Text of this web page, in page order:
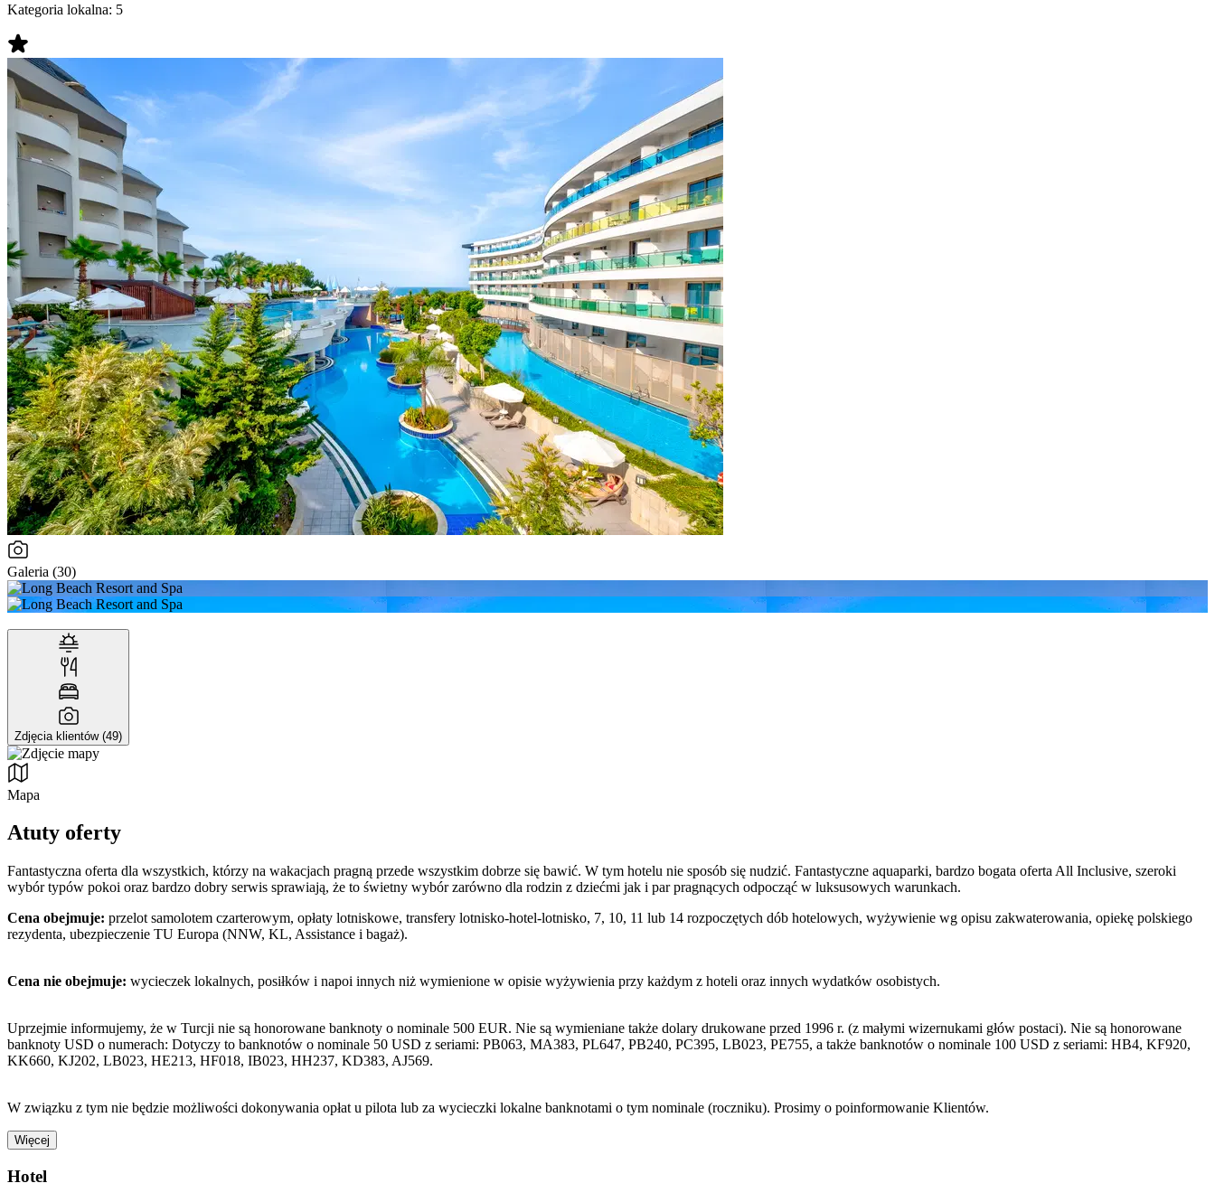
Kategoria lokalna: 5
Galeria (30)
Zdjęcia klientów (49)
Mapa
Atuty oferty
Fantastyczna oferta dla wszystkich, którzy na wakacjach pragną przede wszystkim dobrze się bawić. W tym hotelu nie sposób się nudzić. Fantastyczne aquaparki, bardzo bogata oferta All Inclusive, szeroki
wybór typów pokoi oraz bardzo dobry serwis sprawiają, że to świetny wybór zarówno dla rodzin z dziećmi jak i par pragnących odpocząć w luksusowych warunkach.
Cena obejmuje: przelot samolotem czarterowym, opłaty lotniskowe, transfery lotnisko-hotel-lotnisko, 7, 10, 11 lub 14 rozpoczętych dób hotelowych, wyżywienie wg opisu zakwaterowania, opiekę polskiego
rezydenta, ubezpieczenie TU Europa (NNW, KL, Assistance i bagaż).
Cena nie obejmuje: wycieczek lokalnych, posiłków i napoi innych niż wymienione w opisie wyżywienia przy każdym z hoteli oraz innych wydatków osobistych.
Uprzejmie informujemy, że w Turcji nie są honorowane banknoty o nominale 500 EUR. Nie są wymieniane także dolary drukowane przed 1996 r. (z małymi wizernukami głów postaci). Nie są honorowane
banknoty USD o numerach: Dotyczy to banknotów o nominale 50 USD z seriami: PB063, MA383, PL647, PB240, PC395, LB023, PE755, a także banknotów o nominale 100 USD z seriami: HB4, KF920,
KK660, KJ202, LB023, HE213, HF018, IB023, HH237, KD383, AJ569.
W związku z tym nie będzie możliwości dokonywania opłat u pilota lub za wycieczki lokalne banknotami o tym nominale (roczniku). Prosimy o poinformowanie Klientów.
Więcej
Hotel